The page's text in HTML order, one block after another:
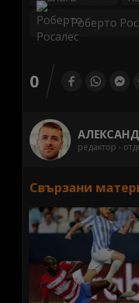
Роберто
0
редактор -
Свързани